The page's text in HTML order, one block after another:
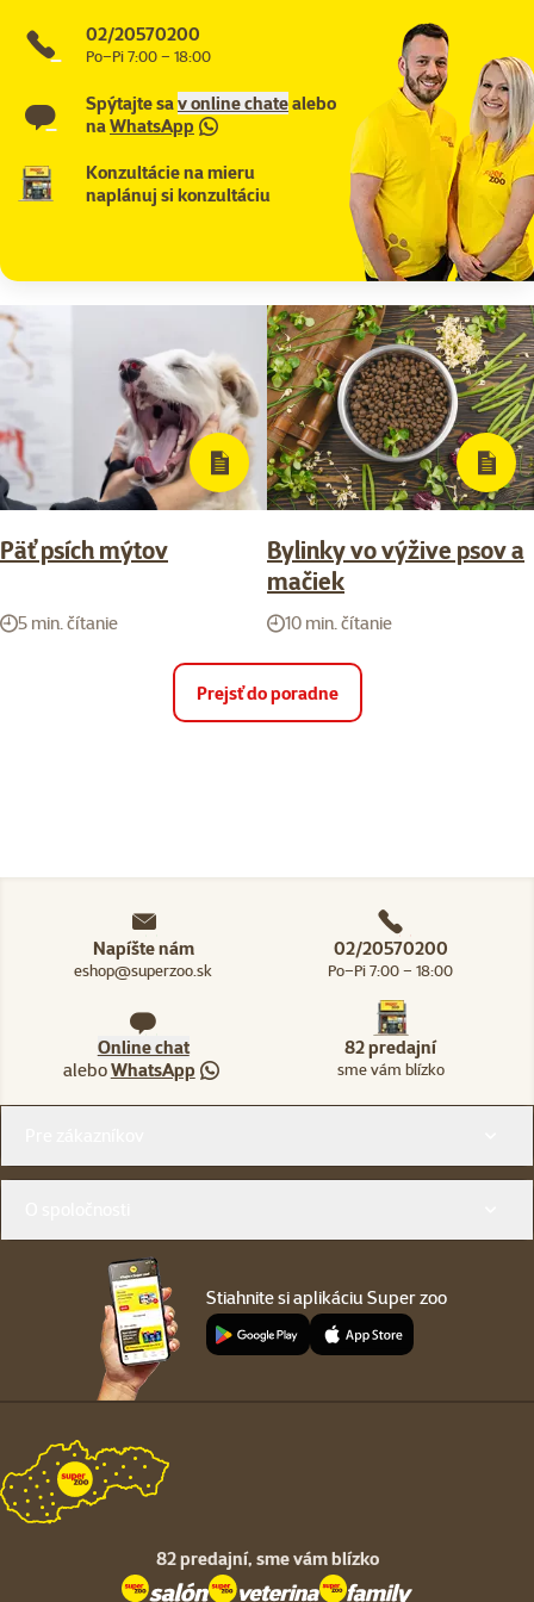
02/20570200
Po–Pi 7:00 – 18:00
Spýtajte sav online chatealebo
naWhatsApp
Konzultácie na mieru
naplánuj si konzultáciu
Päť psích mýtov
5 min. čítanie
Bylinky vo výžive psov a
mačiek
10 min. čítanie
Prejsť do poradne
Napíšte nám
eshop@superzoo.sk
02/20570200
Po–Pi 7:00 – 18:00
Online chat
aleboWhatsApp
82 predajní
sme vám blízko
Stiahnite si aplikáciu Super zoo
82 predajní, sme vám blízko